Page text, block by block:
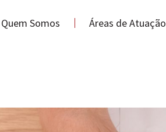
Quem Somos Áreas de Atuação